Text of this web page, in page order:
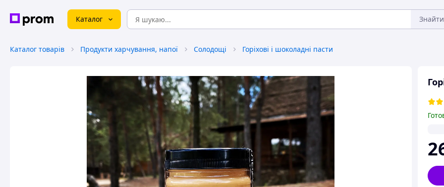
Каталог Знайти
Каталог товарів Продукти харчування, напої Солодощі Горіхові і шоколадні пасти